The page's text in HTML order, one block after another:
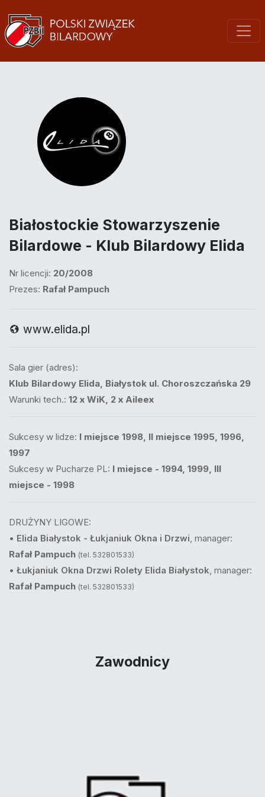
Białostockie Stowarzyszenie
Bilardowe - Klub Bilardowy Elida
Nr licencji: 20/2008
Prezes: Rafał Pampuch
www.elida.pl
Sala gier (adres):
Klub Bilardowy Elida, Białystok ul. Choroszczańska 29
Warunki tech.: 12 x WiK, 2 x Aileex
Sukcesy w lidze: I miejsce 1998, II miejsce 1995, 1996,
1997
Sukcesy w Pucharze PL: I miejsce - 1994, 1999, III
miejsce - 1998
DRUŻYNY LIGOWE:
• Elida Białystok - Łukjaniuk Okna i Drzwi, manager:
Rafał Pampuch (tel. 532801533)
• Łukjaniuk Okna Drzwi Rolety Elida Białystok, manager:
Rafał Pampuch (tel. 532801533)
Zawodnicy